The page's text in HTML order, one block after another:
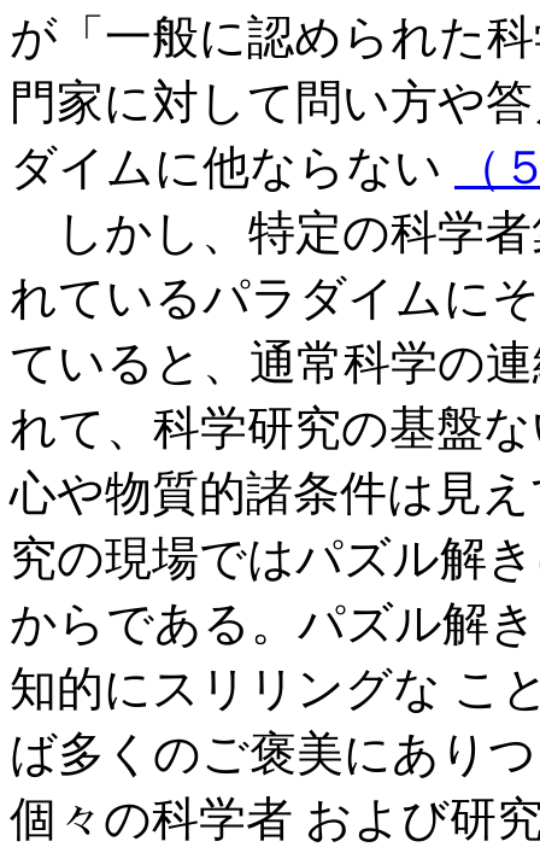
が「一般に認められた
門家に対して問い方や
ダイムに他ならない
（
しかし、特定の科学
れているパラダイムに
ていると、通常科学の
れて、科学研究の基盤
心や物質的諸条件は見
究の現場ではパズル解
からである。パズル解
知的にスリリングな こ
ば多くのご褒美にあり
個々の科学者 および研